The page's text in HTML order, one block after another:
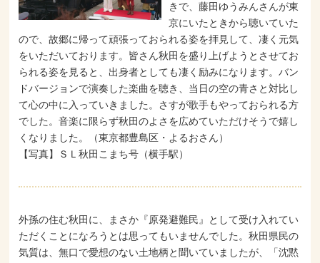
きで、藤田ゆうみんさんが東
京にいたときから聴いていた
ので、故郷に帰って頑張っておられる姿を拝見して、凄く元気
をいただいております。皆さん秋田を盛り上げようとさせてお
られる姿を見ると、出身者としても凄く励みになります。バン
ドバージョンで演奏した楽曲を聴き、当日の空の青さと対比し
て心の中に入っていきました。さすが歌手もやっておられる方
でした。音楽に限らず秋田のよさを広めていただけそうで嬉し
くなりました。（東京都豊島区・よるおさん）
【写真】ＳＬ秋田こまち号（横手駅）
外孫の住む秋田に、まさか『原発避難民』として受け入れてい
ただくことになろうとは思ってもいませんでした。秋田県民の
気質は、無口で愛想のない土地柄と聞いていましたが、「沈黙